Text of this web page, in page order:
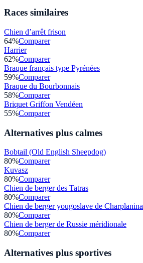
Races similaires
Chien d’arrêt frison
64%Comparer
Harrier
62%Comparer
Braque français type Pyrénées
59%Comparer
Braque du Bourbonnais
58%Comparer
Briquet Griffon Vendéen
55%Comparer
Alternatives plus calmes
Bobtail (Old English Sheepdog)
80%Comparer
Kuvasz
80%Comparer
Chien de berger des Tatras
80%Comparer
Chien de berger yougoslave de Charplanina
80%Comparer
Chien de berger de Russie méridionale
80%Comparer
Alternatives plus sportives